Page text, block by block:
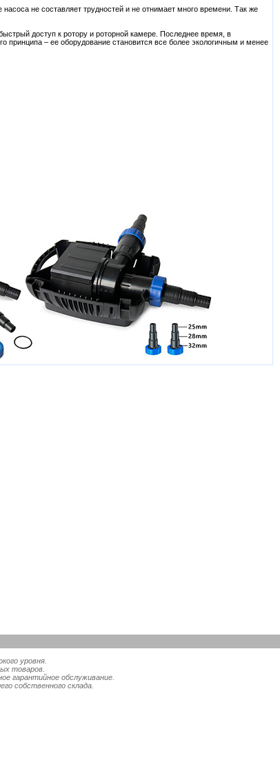
не составляет трудностей и не отнимает много времени. Так же
доступ к ротору и роторной камере. Последнее время, в
принципа – ее оборудование становится все более экологичным и менее
уровня.
товаров.
гарантийное обслуживание.
собственного склада.